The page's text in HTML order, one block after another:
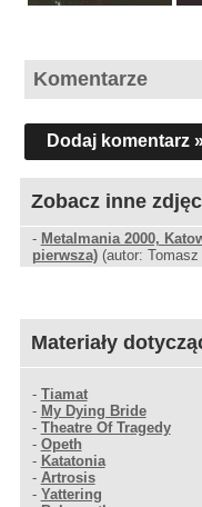
Komentarze
Dodaj komentarz
Zobacz inne
- Metalmania 2000,
pierwsza)(autor: Tomasz
Materiały
- Tiamat
- My Dying Bride
- Theatre Of Tragedy
- Opeth
- Katatonia
- Artrosis
- Yattering